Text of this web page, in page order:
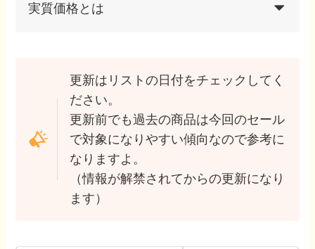
実質価格とは
更新はリストの日付をチェックしてく
ださい。
更新前でも過去の商品は今回のセール
で対象になりやすい傾向なので参考に
なりますよ。
（情報が解禁されてからの更新になり
ます）